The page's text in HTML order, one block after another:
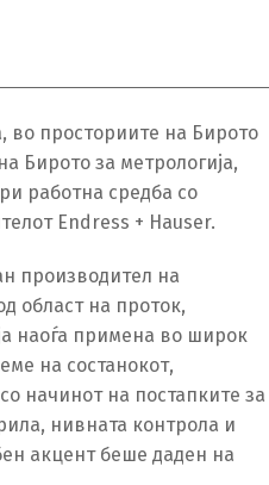
во просториите на Бирото
Бирото за метрологија,
работна средба со
Endress + Hauser.
производител на
област на проток,
наоѓа примена во широк
на состанокот,
начинот на постапките за
нивната контрола и
акцент беше даден на
Language